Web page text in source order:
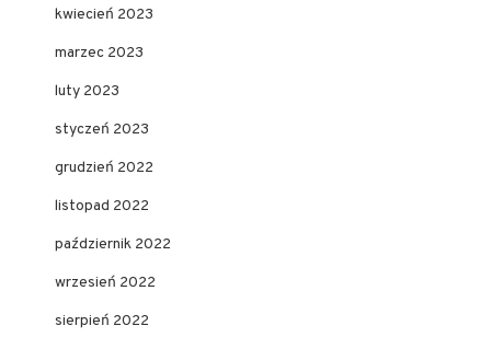
kwiecień 2023
marzec 2023
luty 2023
styczeń 2023
grudzień 2022
listopad 2022
październik 2022
wrzesień 2022
sierpień 2022